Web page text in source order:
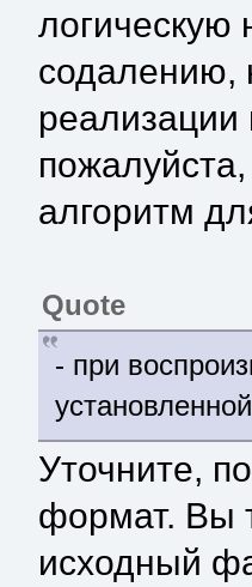
логическую
содалению,
реализации
алгоритм
Quote
- при
Уточните,
формат. Вы
исходный